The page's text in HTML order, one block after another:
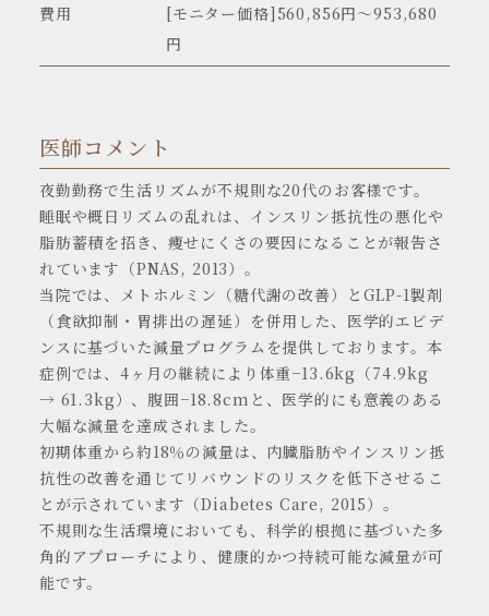
費用
[モニター価格]560,856円～953,680
円
医師コメント
夜勤勤務で生活リズムが不規則な20代のお客様です。
睡眠や概日リズムの乱れは、インスリン抵抗性の悪化や
脂肪蓄積を招き、痩せにくさの要因になることが報告さ
れています（PNAS, 2013）。
当院では、メトホルミン（糖代謝の改善）とGLP-1製剤
（食欲抑制・胃排出の遅延）を併用した、医学的エビデ
ンスに基づいた減量プログラムを提供しております。本
症例では、4ヶ月の継続により体重−13.6kg（74.9kg
→ 61.3kg）、腹囲−18.8cmと、医学的にも意義のある
大幅な減量を達成されました。
初期体重から約18％の減量は、内臓脂肪やインスリン抵
抗性の改善を通じてリバウンドのリスクを低下させるこ
とが示されています（Diabetes Care, 2015）。
不規則な生活環境においても、科学的根拠に基づいた多
角的アプローチにより、健康的かつ持続可能な減量が可
能です。